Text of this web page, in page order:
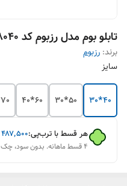
تابلو بوم مدل رزبوم کد 8040
برند: رزبوم
سایز
40*30
50*30
60*40
70*50
هر قسط با ترب‌پی:۴۸۷٬۵۰۰
۴ قسط ماهانه. بدون سود، چک و ضامن.